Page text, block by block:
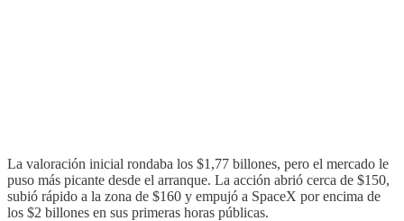
La valoración inicial rondaba los $1,77 billones, pero el mercado le
puso más picante desde el arranque. La acción abrió cerca de $150,
subió rápido a la zona de $160 y empujó a SpaceX por encima de
los $2 billones en sus primeras horas públicas.